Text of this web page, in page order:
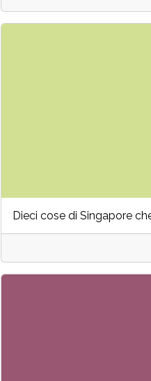
Dieci cose di Singapore